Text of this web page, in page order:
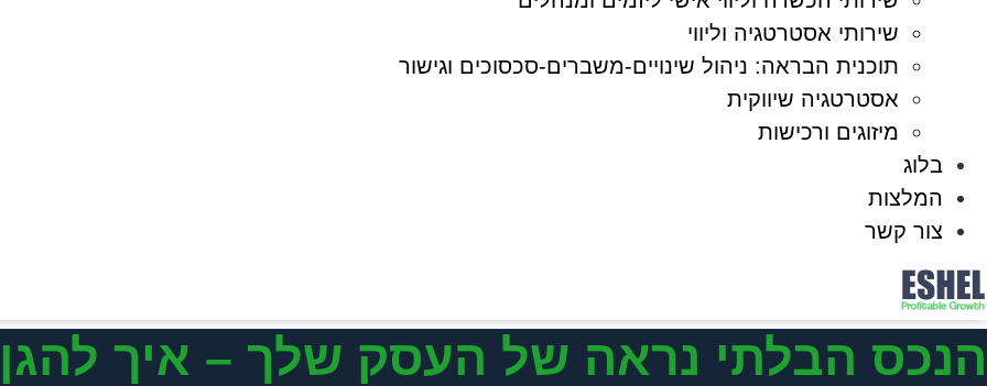
שירותי אסטרטגיה וליווי
תוכנית הבראה: ניהול שינויים-משברים-סכסוכים וגישור
אסטרטגיה שיווקית
מיזוגים ורכישות
בלוג
המלצות
צור קשר
הנכס הבלתי נראה של העסק שלך – איך להגן